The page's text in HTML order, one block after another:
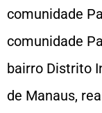
comunidade
comunidade
bairro Distrito
de Manaus,